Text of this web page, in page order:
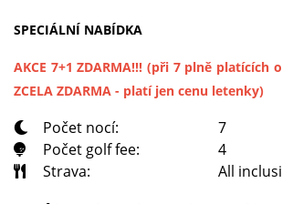
SPECIÁLNÍ NABÍDKA
AKCE 7+1 ZDARMA!!! (při 7 plně platících
ZCELA ZDARMA - platí jen cenu letenky)
Počet nocí:
7
Počet golf fee:
4
Strava:
All